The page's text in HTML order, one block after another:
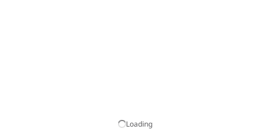
Loading